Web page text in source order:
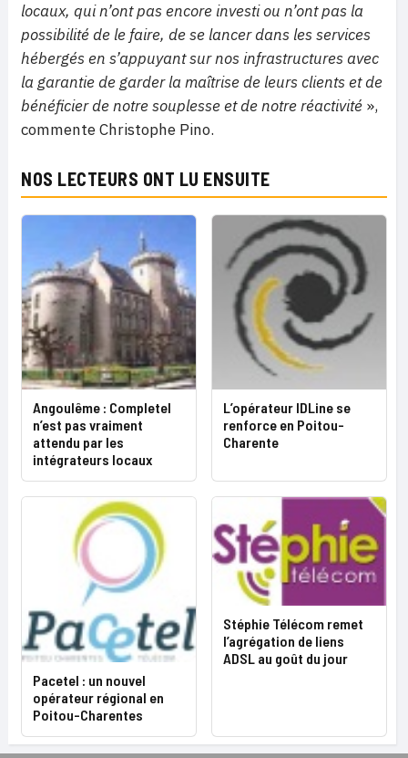
locaux, qui n’ont pas encore investi ou n’ont pas la
possibilité de le faire, de se lancer dans les services
hébergés en s’appuyant sur nos infrastructures avec
la garantie de garder la maîtrise de leurs clients et de
bénéficier de notre souplesse et de notre réactivité »,
commente Christophe Pino.
NOS LECTEURS ONT LU ENSUITE
Angoulême : Completel
n’est pas vraiment
attendu par les
intégrateurs locaux
L’opérateur IDLine se
renforce en Poitou-
Charente
Pacetel : un nouvel
opérateur régional en
Poitou-Charentes
Stéphie Télécom remet
l’agrégation de liens
ADSL au goût du jour